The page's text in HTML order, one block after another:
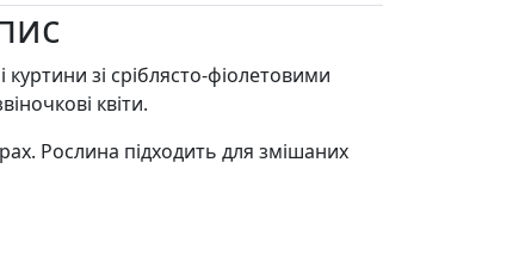
зі сріблясто-фіолетовими
квіти.
Рослина підходить для змішаних